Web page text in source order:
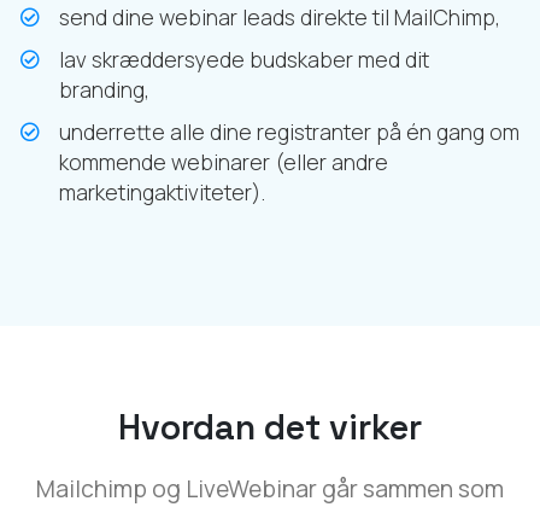
send dine webinar leads direkte til MailChimp,
lav skræddersyede budskaber med dit
branding,
underrette alle dine registranter på én gang om
kommende webinarer (eller andre
marketingaktiviteter).
Hvordan det virker
Mailchimp og LiveWebinar går sammen som